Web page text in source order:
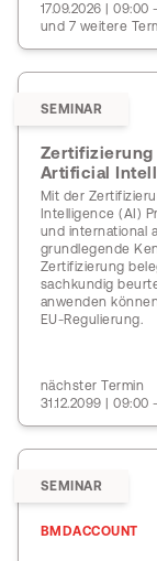
17.09.2026 |
und 7 weitere
SEMINAR
Zertifizierung
Artificial
Mit der
Intelligence (AI)
und international
grundlegende
Zertifizierung
sachkundig
anwenden
EU-Regulierung.
nächster Termin
31.12.2099 |
SEMINAR
BMDACCOUNT